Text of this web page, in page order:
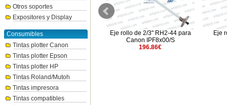
Otros soportes
Expositores y Display
Consumibles
Tintas plotter Canon
Tintas plotter Epson
Tintas plotter HP
Tintas Roland/Mutoh
Tintas impresora
Tintas compatibles
Cesta BU-06 para Canon
TC20/TC21
115.54€
Eje rollo de 2/3" RH2-44 para
Canon IPF8x00/S
196.86€
Eje